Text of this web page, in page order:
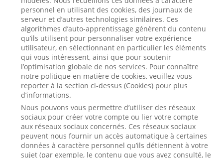
personnel en utilisant des cookies, des journaux de
serveur et d’autres technologies similaires. Ces
algorithmes d’auto-apprentissage génèrent du contenu
qu’ils utilisent pour personnaliser votre expérience
utilisateur, en sélectionnant en particulier les éléments
qui vous intéressent, ainsi que pour soutenir
l’optimisation globale de nos services. Pour connaître
notre politique en matière de cookies, veuillez vous
reporter à la section ci-dessus (Cookies) pour plus
d’informations.
Nous pouvons vous permettre d’utiliser des réseaux
sociaux pour créer votre compte ou lier votre compte
aux réseaux sociaux concernés. Ces réseaux sociaux
peuvent nous fournir un accès automatique à certaines
données à caractère personnel qu’ils détiennent à votre
sujet (par exemple, le contenu que vous avez consulté, le